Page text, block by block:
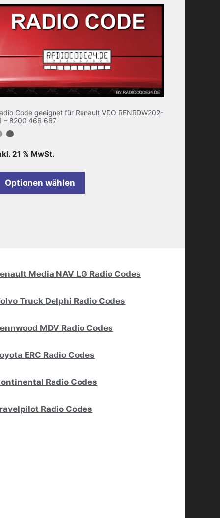
Code geeignet für Renault VDO RENRDW202-
– 8200 466 667
21 % MwSt.
Optionen wählen
Media NAV LG Radio Codes
Truck Delphi Radio Codes
MDV Radio Codes
ERC Radio Codes
Radio Codes
Radio Codes